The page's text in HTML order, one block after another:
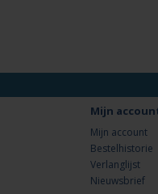
Mijn
Mijn account
Bestelhistorie
Verlanglijst
Nieuwsbrief